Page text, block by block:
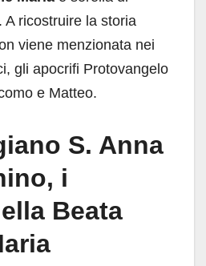
. A ricostruire la storia
viene menzionata nei
gli apocrifi Protovangelo
e Matteo.
S. Anna
i
Beata